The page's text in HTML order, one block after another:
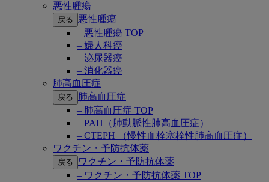
悪性腫瘍
戻る
悪性腫瘍
– 悪性腫瘍 TOP
– 婦人科癌
– 泌尿器癌
– 消化器癌
肺高血圧症
戻る
肺高血圧症
– 肺高血圧症 TOP
– PAH（肺動脈性肺高血圧症）
– CTEPH （慢性血栓塞栓性肺高血圧症）
ワクチン・予防抗体薬
戻る
ワクチン・予防抗体薬
– ワクチン・予防抗体薬 TOP